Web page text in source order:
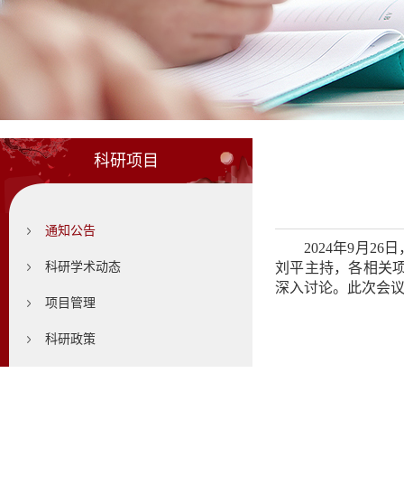
科研项目
通知公告
科研学术动态
项目管理
科研政策
2024年9月26
刘平主持，各相关
深入讨论。此次会